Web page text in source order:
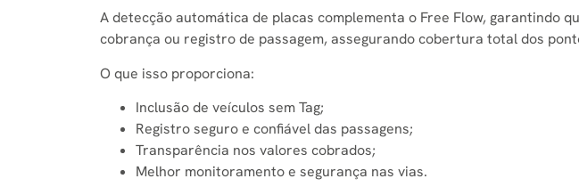
A detecção automática de placas complementa o Free Flow, garantindo
cobrança ou registro de passagem, assegurando cobertura total dos
O que isso proporciona:
Inclusão de veículos sem Tag;
Registro seguro e confiável das passagens;
Transparência nos valores cobrados;
Melhor monitoramento e segurança nas vias.